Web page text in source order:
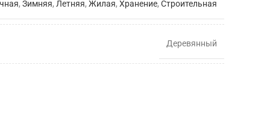
, Зимняя, Летняя, Жилая, Хранение, Строительная
Деревянный